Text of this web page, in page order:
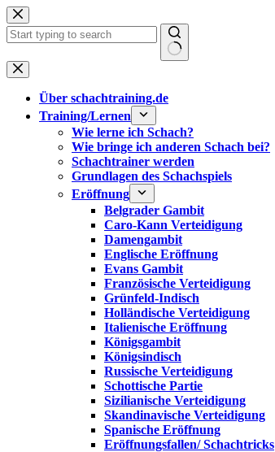
Zum
Inhalt
springen
Keine
Ergebnisse
Über schachtraining.de
Training/Lernen
Wie lerne ich Schach?
Wie bringe ich anderen Schach bei?
Schachtrainer werden
Grundlagen des Schachspiels
Eröffnung
Belgrader Gambit
Caro-Kann Verteidigung
Damengambit
Englische Eröffnung
Evans Gambit
Französische Verteidigung
Grünfeld-Indisch
Holländische Verteidigung
Italienische Eröffnung
Königsgambit
Königsindisch
Russische Verteidigung
Schottische Partie
Sizilianische Verteidigung
Skandinavische Verteidigung
Spanische Eröffnung
Eröffnungsfallen/ Schachtricks